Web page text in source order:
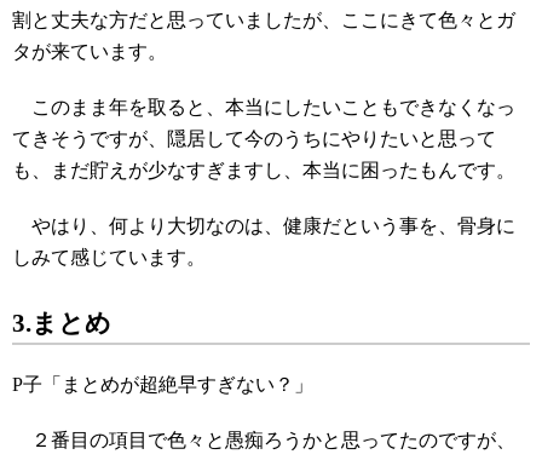
割と丈夫な方だと思っていましたが、ここにきて色々とガ
タが来ています。
このまま年を取ると、本当にしたいこともできなくなっ
てきそうですが、隠居して今のうちにやりたいと思って
も、まだ貯えが少なすぎますし、本当に困ったもんです。
やはり、何より大切なのは、健康だという事を、骨身に
しみて感じています。
3.まとめ
P子「まとめが超絶早すぎない？」
２番目の項目で色々と愚痴ろうかと思ってたのですが、